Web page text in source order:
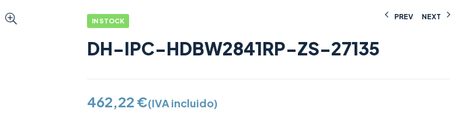
PREV NEXT
IN STOCK
DH-IPC-HDBW2841RP-ZS-27135
462,22 €(IVA incluido)